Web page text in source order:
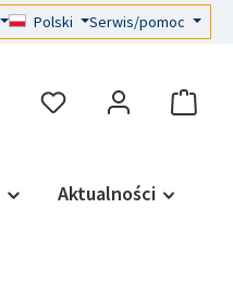
Polski Serwis/pomoc
Aktualności